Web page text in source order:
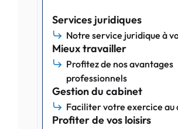
Services juridiques
Notre service juridique à
Mieux travailler
Profitez de nos avantages
professionnels
Gestion du cabinet
Faciliter votre exercice au
Profiter de vos loisirs